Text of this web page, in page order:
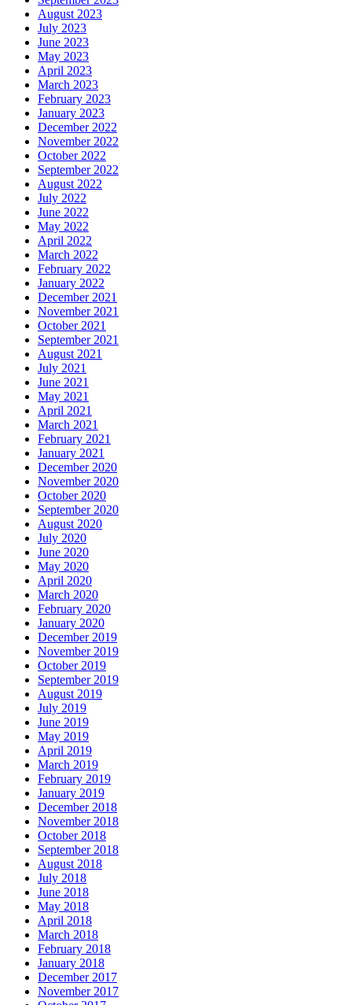
August 2023
July 2023
June 2023
May 2023
April 2023
March 2023
February 2023
January 2023
December 2022
November 2022
October 2022
September 2022
August 2022
July 2022
June 2022
May 2022
April 2022
March 2022
February 2022
January 2022
December 2021
November 2021
October 2021
September 2021
August 2021
July 2021
June 2021
May 2021
April 2021
March 2021
February 2021
January 2021
December 2020
November 2020
October 2020
September 2020
August 2020
July 2020
June 2020
May 2020
April 2020
March 2020
February 2020
January 2020
December 2019
November 2019
October 2019
September 2019
August 2019
July 2019
June 2019
May 2019
April 2019
March 2019
February 2019
January 2019
December 2018
November 2018
October 2018
September 2018
August 2018
July 2018
June 2018
May 2018
April 2018
March 2018
February 2018
January 2018
December 2017
November 2017